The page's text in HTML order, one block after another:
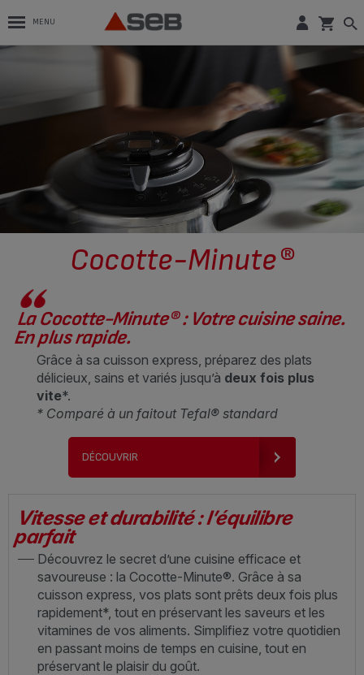
MENU
Cocotte-Minute®
La Cocotte-Minute® : Votre cuisine saine.
En plus rapide.
Grâce à sa cuisson express, préparez des plats
délicieux, sains et variés jusqu’à deux fois plus
vite*.
* Comparé à un faitout Tefal® standard
DÉCOUVRIR
Vitesse et durabilité : l’équilibre
parfait
Découvrez le secret d’une cuisine efficace et
savoureuse : la Cocotte-Minute®. Grâce à sa
cuisson express, vos plats sont prêts deux fois plus
rapidement*, tout en préservant les saveurs et les
vitamines de vos aliments. Simplifiez votre quotidien
en passant moins de temps en cuisine, tout en
préservant le plaisir du goût.